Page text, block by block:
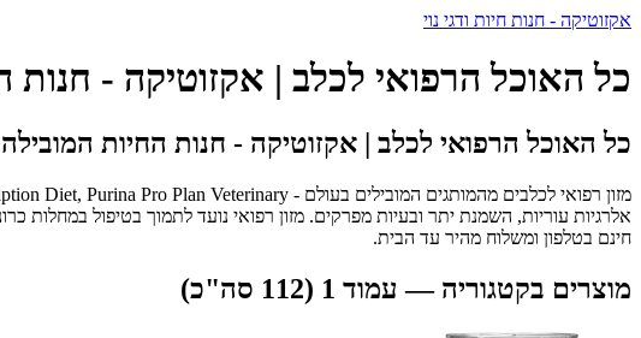
אקזוטיקה - חנות חיות ודגי נוי
כל האוכל הרפואי לכלב | אקזוטיקה - חנות
כל האוכל הרפואי לכלב | אקזוטיקה - חנות החיות
אלרגיות עוריות, השמנת יתר ובעיות מפרקים. מזון רפואי נועד לתמוך בטיפול במחלות
חינם בטלפון ומשלוח מהיר עד הבית.
מוצרים בקטגוריה — עמוד 1 (112 סה"כ)